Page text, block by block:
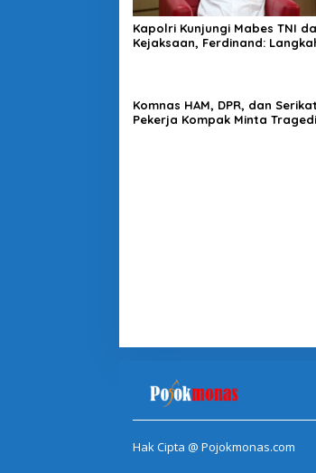
Kapolri Kunjungi Mabes TNI
Kejaksaan, Ferdinand:
Komnas HAM, DPR, dan Serikat
Pekerja Kompak Minta Tragedi
Hak Cipta @ Pojokmonas.com